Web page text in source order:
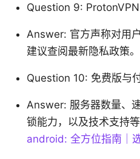
Question 9: ProtonVPN
Answer: 官方声称对用
建议查阅最新隐私政策。
Question 10: 免费版与
Answer: 服务器数量、
锁能力，以及技术支持
android: 全方位指南｜